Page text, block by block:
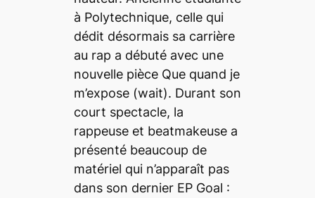
à Polytechnique, celle qui
dédit désormais sa carrière
au rap a débuté avec une
nouvelle pièce Que quand je
m’expose (wait). Durant son
court spectacle, la
rappeuse et beatmakeuse a
présenté beaucoup de
matériel qui n’apparaît pas
dans son dernier EP Goal :